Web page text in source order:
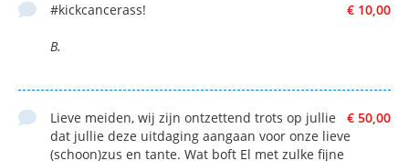
€ 10,00
#kickcancerass!
B.
€ 50,00
Lieve meiden, wij zijn ontzettend trots op jullie
dat jullie deze uitdaging aangaan voor onze lieve
(schoon)zus en tante. Wat boft El met zulke fijne